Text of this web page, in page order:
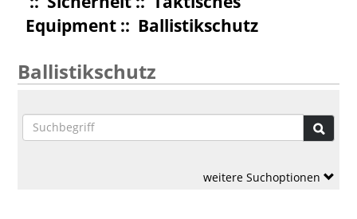
Equipment :: Ballistikschutz
Ballistikschutz
weitere Suchoptionen